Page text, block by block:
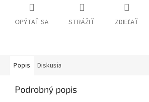
OPÝTAŤ SA STRÁŽIŤ ZDIEĽAŤ
Popis Diskusia
Podrobný popis